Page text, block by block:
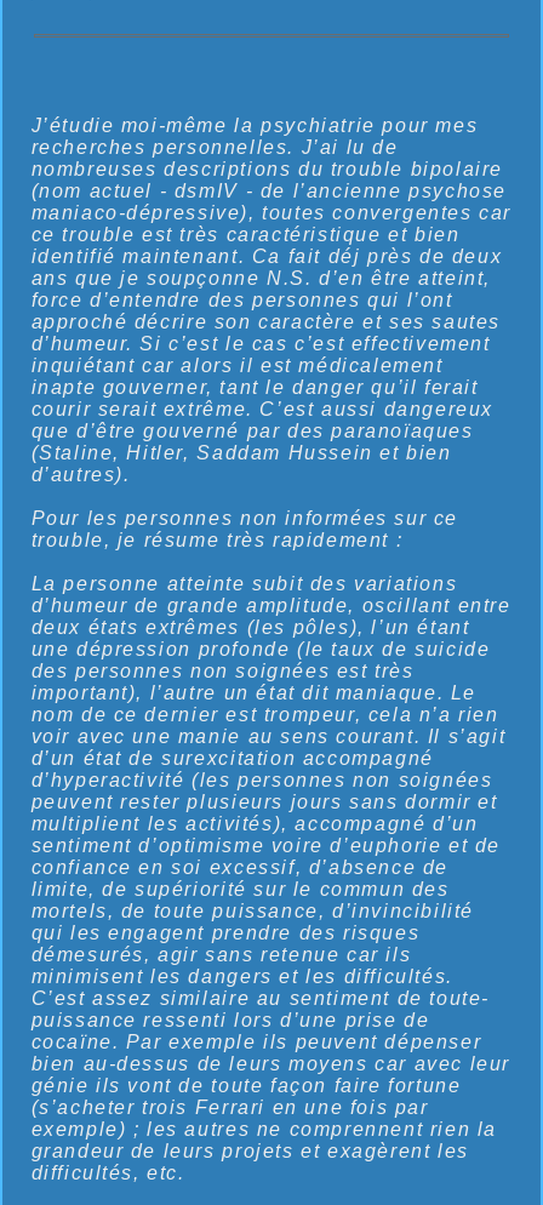
J’étudie moi-même la psychiatrie pour mes
recherches personnelles. J’ai lu de
nombreuses descriptions du trouble bipolaire
(nom actuel - dsmIV - de l’ancienne psychose
maniaco-dépressive), toutes convergentes car
ce trouble est très caractéristique et bien
identifié maintenant. Ca fait déj près de deux
ans que je soupçonne N.S. d’en être atteint,
force d’entendre des personnes qui l’ont
approché décrire son caractère et ses sautes
d’humeur. Si c’est le cas c’est effectivement
inquiétant car alors il est médicalement
inapte gouverner, tant le danger qu’il ferait
courir serait extrême. C’est aussi dangereux
que d’être gouverné par des paranoïaques
(Staline, Hitler, Saddam Hussein et bien
d’autres).
Pour les personnes non informées sur ce
trouble, je résume très rapidement :
La personne atteinte subit des variations
d’humeur de grande amplitude, oscillant entre
deux états extrêmes (les pôles), l’un étant
une dépression profonde (le taux de suicide
des personnes non soignées est très
important), l’autre un état dit maniaque. Le
nom de ce dernier est trompeur, cela n’a rien
voir avec une manie au sens courant. Il s’agit
d’un état de surexcitation accompagné
d’hyperactivité (les personnes non soignées
peuvent rester plusieurs jours sans dormir et
multiplient les activités), accompagné d’un
sentiment d’optimisme voire d’euphorie et de
confiance en soi excessif, d’absence de
limite, de supériorité sur le commun des
mortels, de toute puissance, d’invincibilité
qui les engagent prendre des risques
démesurés, agir sans retenue car ils
minimisent les dangers et les difficultés.
C’est assez similaire au sentiment de toute-
puissance ressenti lors d’une prise de
cocaïne. Par exemple ils peuvent dépenser
bien au-dessus de leurs moyens car avec leur
génie ils vont de toute façon faire fortune
(s’acheter trois Ferrari en une fois par
exemple) ; les autres ne comprennent rien la
grandeur de leurs projets et exagèrent les
difficultés, etc.